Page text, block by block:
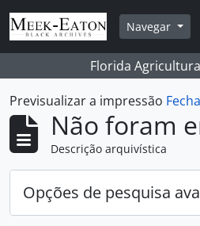
Skip to main content
Navegar
Florida
Previsualizar a impressão
Não foram
Descrição arquivística
Opções de pesquisa